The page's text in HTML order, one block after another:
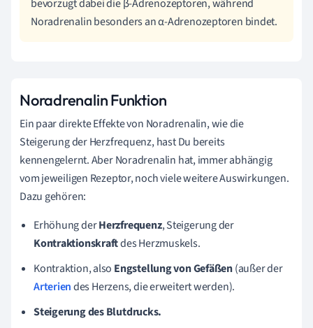
bevorzugt dabei die β-Adrenozeptoren, während
Noradrenalin besonders an α-Adrenozeptoren bindet.
Noradrenalin Funktion
Ein paar direkte Effekte von Noradrenalin, wie die
Steigerung der Herzfrequenz, hast Du bereits
kennengelernt. Aber Noradrenalin hat, immer abhängig
vom jeweiligen Rezeptor, noch viele weitere Auswirkungen.
Dazu gehören:
Erhöhung derHerzfrequenz, Steigerung der
Kontraktionskraftdes Herzmuskels.
Kontraktion, also Engstellung von Gefäßen(außer der
Arteriendes Herzens, die erweitert werden).
Steigerung des Blutdrucks.